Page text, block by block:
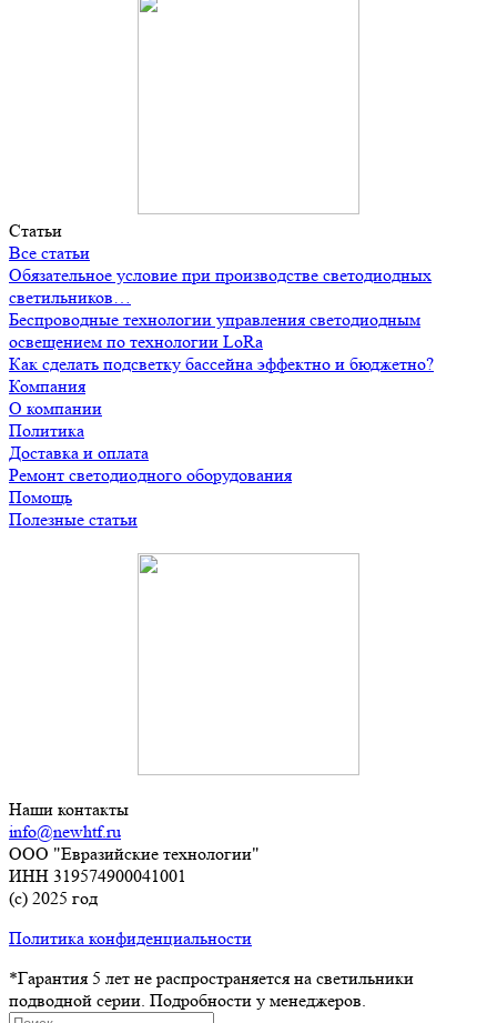
Статьи
Все статьи
Обязательное условие при производстве светодиодных
светильников…
Беспроводные технологии управления светодиодным
освещением по технологии LoRa
Как сделать подсветку бассейна эффектно и бюджетно?
Компания
О компании
Политика
Доставка и оплата
Ремонт светодиодного оборудования
Помощь
Полезные статьи
Наши контакты
info@newhtf.ru
ООО "Евразийские технологии"
ИНН 319574900041001
(с) 2025 год
Политика конфиденциальности
*Гарантия 5 лет не распространяется на светильники
подводной серии. Подробности у менеджеров.